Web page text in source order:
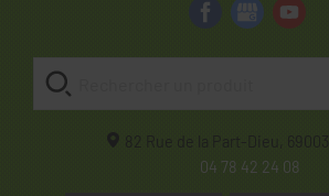
82 Rue de la Part-Dieu, 69003
04 78 42 24 08